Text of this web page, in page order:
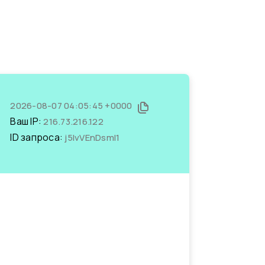
2026-08-07 04:05:45 +0000
Ваш IP:216.73.216.122
ID запроса: j5IvVEnDsmI1